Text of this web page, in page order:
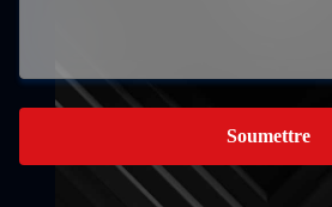
Soumettre